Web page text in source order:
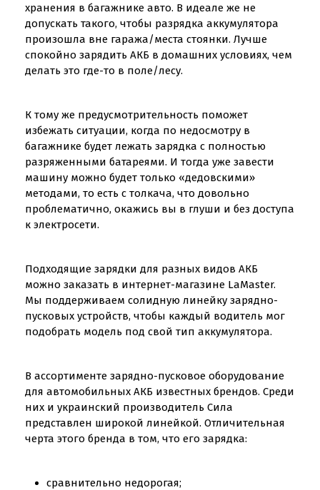
хранения в багажнике авто. В идеале же не
допускать такого, чтобы разрядка аккумулятора
произошла вне гаража/места стоянки. Лучше
спокойно зарядить АКБ в домашних условиях, чем
делать это где-то в поле/лесу.
К тому же предусмотрительность поможет
избежать ситуации, когда по недосмотру в
багажнике будет лежать зарядка с полностью
разряженными батареями. И тогда уже завести
машину можно будет только «дедовскими»
методами, то есть с толкача, что довольно
проблематично, окажись вы в глуши и без доступа
к электросети.
Подходящие зарядки для разных видов АКБ
можно заказать в интернет-магазине LaMaster.
Мы поддерживаем солидную линейку зарядно-
пусковых устройств, чтобы каждый водитель мог
подобрать модель под свой тип аккумулятора.
В ассортименте зарядно-пусковое оборудование
для автомобильных АКБ известных брендов. Среди
них и украинский производитель Сила
представлен широкой линейкой. Отличительная
черта этого бренда в том, что его зарядка:
сравнительно недорогая;